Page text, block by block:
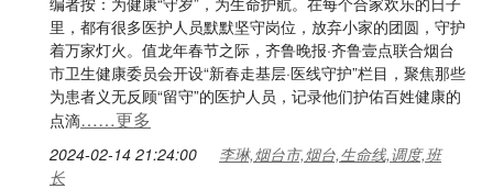
里，都有很多医护人员默默坚守岗位，放弃小家的团圆，守护
着万家灯火。值龙年春节之际，齐鲁晚报·齐鲁壹点联合烟台
市卫生健康委员会开设“新春走基层·医线守护”栏目，聚焦那些
为患者义无反顾“留守”的医护人员，记录他们护佑百姓健康的
点滴……更多
2024-02-14 21:24:00
李琳,烟台市,烟台,生命线,调度,班
长